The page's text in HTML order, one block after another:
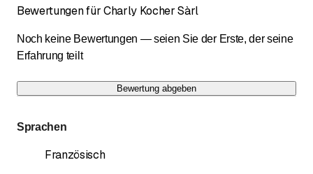
Bewertungen für Charly Kocher Sàrl
Noch keine Bewertungen — seien Sie der Erste, der seine
Erfahrung teilt
Bewertung abgeben
Sprachen
Französisch